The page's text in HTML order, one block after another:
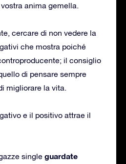
anima gemella.
cercare di non vedere la
che mostra poiché
il consiglio
di pensare sempre
migliorare la vita.
e il positivo attrae il
single guardate